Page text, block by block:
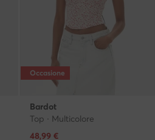
Occasione
Bardot
Top · Multicolore
Prezzo attuale
48,99 €